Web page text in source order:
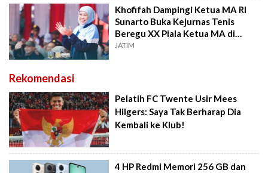
Khofifah Dampingi Ketua MA RI
Sunarto Buka Kejurnas Tenis
Beregu XX Piala Ketua MA di
Malang
JATIM
Rekomendasi
Pelatih FC Twente Usir Mees
Hilgers: Saya Tak Berharap Dia
Kembali ke Klub!
4 HP Redmi Memori 256 GB dan